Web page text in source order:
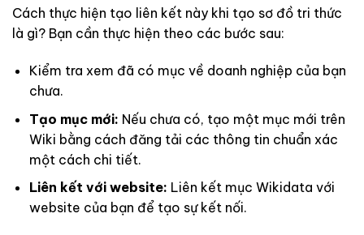
Cách thực hiện tạo liên kết này khi tạo sơ đồ tri thức
là gì? Bạn cần thực hiện theo các bước sau:
Kiểm tra xem đã có mục về doanh nghiệp của bạn
chưa.
Tạo mục mới: Nếu chưa có, tạo một mục mới trên
Wiki bằng cách đăng tải các thông tin chuẩn xác
một cách chi tiết.
Liên kết với website: Liên kết mục Wikidata với
website của bạn để tạo sự kết nối.